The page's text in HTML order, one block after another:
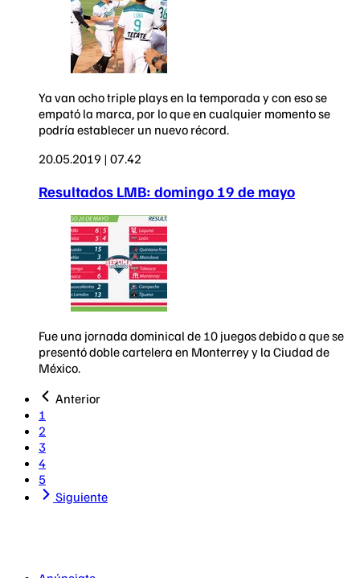
Ya van ocho triple plays en la temporada y con eso se
empató la marca, por lo que en cualquier momento se
podría establecer un nuevo récord.
20.05.2019 | 07.42
Resultados LMB: domingo 19 de mayo
Fue una jornada dominical de 10 juegos debido a que se
presentó doble cartelera en Monterrey y la Ciudad de
México.
Anterior
1
2
3
4
5
Siguiente